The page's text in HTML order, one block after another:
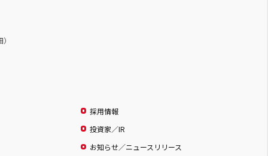
採用情報
投資家／IR
お知らせ／ニュースリリース